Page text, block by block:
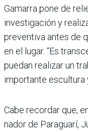
Gamarra pone de
investigación y
preventiva antes de
en el lugar. “Es
puedan realizar un
importante escultura
Cabe recordar que,
nador de Paraguarí,